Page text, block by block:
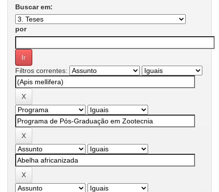
Buscar em:
por
Filtros correntes: